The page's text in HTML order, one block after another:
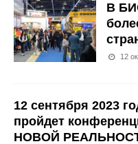
В
12
12 сентября 2023
пройдет
НОВОЙ